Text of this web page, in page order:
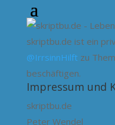
skriptbu.de ist ein
@IrrsinnHilftzu
beschäftigen.
Impressum und
skriptbu.de
Peter Wendel